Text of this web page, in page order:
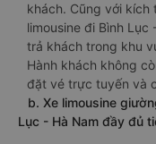
khách. Cũng với kích
limousine đi Bình
trả khách trong khu
Hành khách không
đặt vé trực tuyến và
b. Xe limousine
Lục - Hà Nam đầy đủ